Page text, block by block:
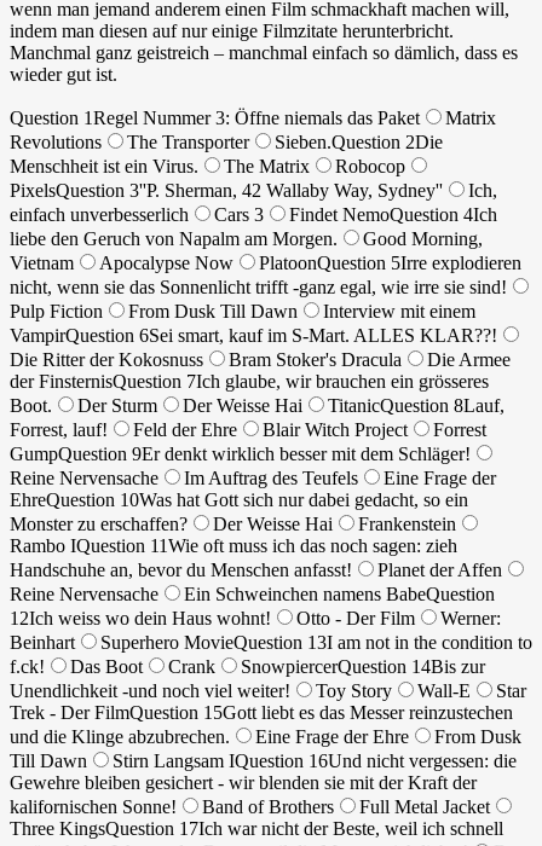
wenn man jemand anderem einen Film schmackhaft machen will,
indem man diesen auf nur einige Filmzitate herunterbricht.
Manchmal ganz geistreich – manchmal einfach so dämlich, dass es
wieder gut ist.
Question 1Regel Nummer 3: Öffne niemals das Paket
Matrix
Revolutions
The Transporter Sieben.Question 2Die
Menschheit ist ein Virus.
The Matrix
Robocop
PixelsQuestion 3''P. Sherman, 42 Wallaby Way, Sydney''
Ich,
einfach unverbesserlich
Cars 3 Findet NemoQuestion 4Ich
liebe den Geruch von Napalm am Morgen.
Good Morning,
Vietnam
Apocalypse Now PlatoonQuestion 5Irre explodieren
nicht, wenn sie das Sonnenlicht trifft -ganz egal, wie irre sie sind!
Pulp Fiction
From Dusk Till Dawn
Interview mit einem
VampirQuestion 6Sei smart, kauf im S-Mart. ALLES KLAR??!
Die Ritter der Kokosnuss
Bram Stoker's Dracula
Die Armee
der FinsternisQuestion 7Ich glaube, wir brauchen ein grösseres
Boot.
Der Sturm Der Weisse Hai TitanicQuestion 8Lauf,
Forrest, lauf!
Feld der Ehre Blair Witch Project
Forrest
GumpQuestion 9Er denkt wirklich besser mit dem Schläger!
Reine Nervensache
Im Auftrag des Teufels
Eine Frage der
EhreQuestion 10Was hat Gott sich nur dabei gedacht, so ein
Monster zu erschaffen?
Der Weisse Hai
Frankenstein
Rambo IQuestion 11Wie oft muss ich das noch sagen: zieh
Handschuhe an, bevor du Menschen anfasst!
Planet der Affen
Reine Nervensache
Ein Schweinchen namens BabeQuestion
12Ich weiss wo dein Haus wohnt! Otto - Der Film
Werner:
Beinhart
Superhero MovieQuestion 13I am not in the condition to
f.ck!
Das Boot Crank SnowpiercerQuestion 14Bis zur
Unendlichkeit -und noch viel weiter!
Toy Story Wall-E
Star
Trek - Der FilmQuestion 15Gott liebt es das Messer reinzustechen
und die Klinge abzubrechen.
Eine Frage der Ehre
From Dusk
Till Dawn
Stirn Langsam IQuestion 16Und nicht vergessen: die
Gewehre bleiben gesichert - wir blenden sie mit der Kraft der
kalifornischen Sonne!
Band of Brothers
Full Metal Jacket
Three KingsQuestion 17Ich war nicht der Beste, weil ich schnell